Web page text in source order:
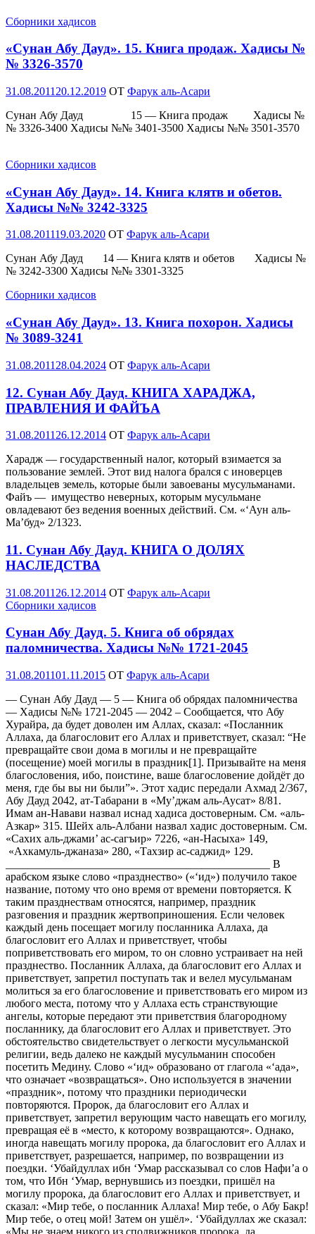
Сборники хадисов
«Сунан Абу Дауд». 15. Книга продаж. Хадисы №
№ 3326-3570
Опубликовано
31.08.2011 20.12.2019 OT Фарук аль-Асари
Сунан Абу Дауд 15 — Книга продаж Хадисы №
№ 3326-3400 Хадисы №№ 3401-3500 Хадисы №№ 3501-3570
Сборники хадисов
«Сунан Абу Дауд». 14. Книга клятв и обетов.
Хадисы №№ 3242-3325
Опубликовано
31.08.201119.03.2020 OT Фарук аль-Асари
Сунан Абу Дауд 14 — Книга клятв и обетов Хадисы №
№ 3242-3300 Хадисы №№ 3301-3325
Сборники хадисов
«Сунан Абу Дауд». 13. Книга похорон. Хадисы
№ 3089-3241
Опубликовано
31.08.2011 28.04.2024 OT Фарук аль-Асари
12. Сунан Абу Дауд. КНИГА ХАРАДЖА,
ПРАВЛЕНИЯ И ФАЙЪА
Опубликовано
31.08.2011 26.12.2014 OT Фарук аль-Асари
Харадж — государственный налог, который взимается за
пользование землей. Этот вид налога брался с иноверцев
владельцев земель, которые были завоеваны мусульманами.
Файъ — имущество неверных, которым мусульмане
овладевают без ведения военных действий. См. «‘Аун аль-
Ма’буд» 2/1323.
11. Сунан Абу Дауд. КНИГА О ДОЛЯХ
НАСЛЕДСТВА
Опубликовано
31.08.2011 26.12.2014 OT Фарук аль-Асари
Сборники хадисов
Сунан Абу Дауд. 5. Книга об обрядах
паломничества. Хадисы №№ 1721-2045
Опубликовано
31.08.201101.11.2015 OT Фарук аль-Асари
— Сунан Абу Дауд — 5 — Книга об обрядах паломничества
— Хадисы №№ 1721-2045 — 2042 – Сообщается, что Абу
Хурайра, да будет доволен им Аллах, сказал: «Посланник
Аллаха, да благословит его Аллах и приветствует, сказал: “Не
превращайте свои дома в могилы и не превращайте
(посещение) моей могилы в праздник[1]. Призывайте на меня
благословения, ибо, поистине, ваше благословение дойдёт до
меня, где бы вы ни были”». Этот хадис передали Ахмад 2/367,
Абу Дауд 2042, ат-Табарани в «Му’джам аль-Аусат» 8/81.
Имам ан-Навави назвал иснад хадиса достоверным. См. «аль-
Азкар» 315. Шейх аль-Албани назвал хадис достоверным. См.
«Сахих аль-джами’ ас-сагъир» 7226, «ан-Насыха» 149,
«Ахкамуль-джаназа» 280, «Тахзир ас-саджид» 129.
_______________________________________________ В
арабском языке слово «празднество» («‘ид») получило такое
название, потому что оно время от времени повторяется. К
таким празднествам относятся, например, праздник
разговения и праздник жертвоприношения. Если человек
каждый день посещает могилу посланника Аллаха, да
благословит его Аллах и приветствует, чтобы
поприветствовать его миром, то он словно устраивает на ней
празднество. Посланник Аллаха, да благословит его Аллах и
приветствует, запретил поступать так и велел мусульманам
молиться за его благословение и приветствовать его миром из
любого места, потому что у Аллаха есть странствующие
ангелы, которые передают эти приветствия благородному
посланнику, да благословит его Аллах и приветствует. Это
обстоятельство свидетельствует о легкости мусульманской
религии, ведь далеко не каждый мусульманин способен
посетить Медину. Слово «‘ид» образовано от глагола «‘ада»,
что означает «возвращаться». Оно используется в значении
«праздник», потому что праздники периодически
повторяются. Пророк, да благословит его Аллах и
приветствует, запретил верующим часто навещать его могилу,
превращая её в «место, к которому возвращаются». Однако,
иногда навещать могилу пророка, да благословит его Аллах и
приветствует, разрешается, например, по возвращении из
поездки. ‘Убайдуллах ибн ‘Умар рассказывал со слов Нафи’а о
том, что Ибн ‘Умар, вернувшись из поездки, пришёл на
могилу пророка, да благословит его Аллах и приветствует, и
сказал: «Мир тебе, о посланник Аллаха! Мир тебе, о Абу Бакр!
Мир тебе, о отец мой! Затем он ушёл». ‘Убайдуллах же сказал: